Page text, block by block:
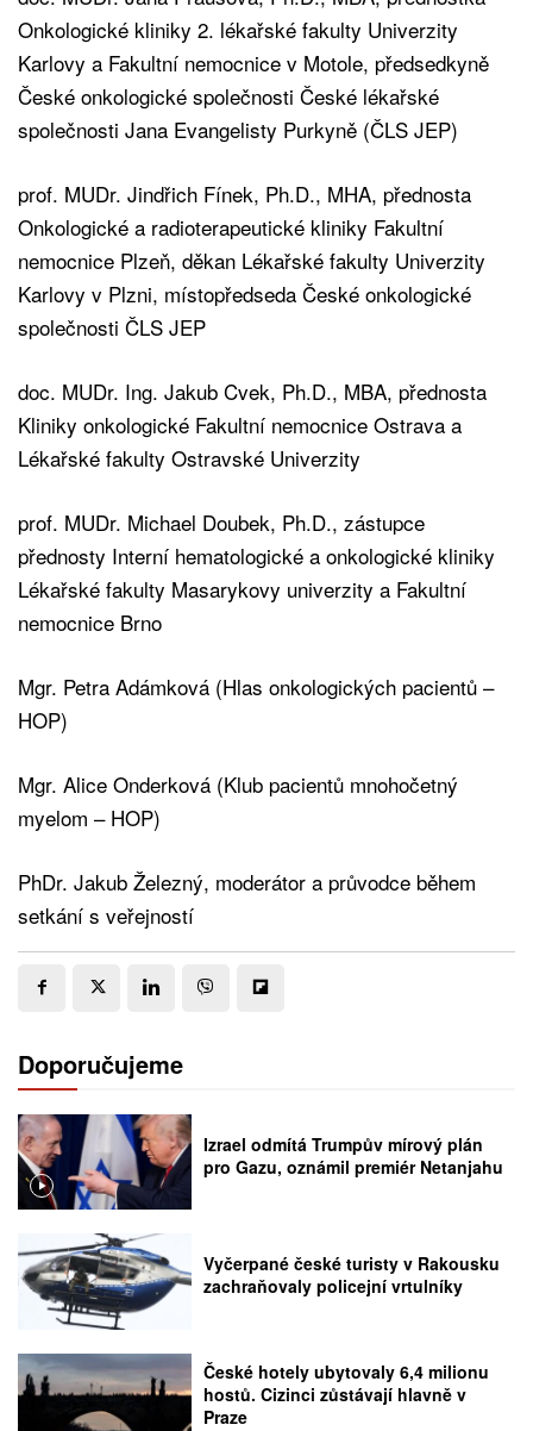
Onkologické kliniky 2. lékařské fakulty Univerzity
Karlovy a Fakultní nemocnice v Motole, předsedkyně
České onkologické společnosti České lékařské
společnosti Jana Evangelisty Purkyně (ČLS JEP)
prof. MUDr. Jindřich Fínek, Ph.D., MHA, přednosta
Onkologické a radioterapeutické kliniky Fakultní
nemocnice Plzeň, děkan Lékařské fakulty Univerzity
Karlovy v Plzni, místopředseda České onkologické
společnosti ČLS JEP
doc. MUDr. Ing. Jakub Cvek, Ph.D., MBA, přednosta
Kliniky onkologické Fakultní nemocnice Ostrava a
Lékařské fakulty Ostravské Univerzity
prof. MUDr. Michael Doubek, Ph.D., zástupce
přednosty Interní hematologické a onkologické kliniky
Lékařské fakulty Masarykovy univerzity a Fakultní
nemocnice Brno
Mgr. Petra Adámková (Hlas onkologických pacientů –
HOP)
Mgr. Alice Onderková (Klub pacientů mnohočetný
myelom – HOP)
PhDr. Jakub Železný, moderátor a průvodce během
setkání s veřejností
Doporučujeme
Izrael odmítá Trumpův mírový plán
pro Gazu, oznámil premiér Netanjahu
Vyčerpané české turisty v Rakousku
zachraňovaly policejní vrtulníky
České hotely ubytovaly 6,4 milionu
hostů. Cizinci zůstávají hlavně v
Praze